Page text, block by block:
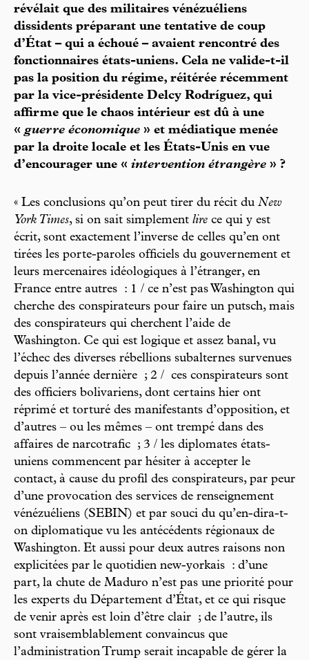
révélait que des militaires vénézuéliens
dissidents préparant une tentative de coup
d’État – qui a échoué – avaient rencontré des
fonctionnaires états-uniens. Cela ne valide-t-il
pas la position du régime, réitérée récemment
par la vice-présidente Delcy Rodríguez, qui
affirme que le chaos intérieur est dû à une
« guerre économique » et médiatique menée
par la droite locale et les États-Unis en vue
d’encourager une « intervention étrangère » ?
« Les conclusions qu’on peut tirer du récit du New
York Times, si on sait simplement lire ce qui y est
écrit, sont exactement l’inverse de celles qu’en ont
tirées les porte-paroles officiels du gouvernement et
leurs mercenaires idéologiques à l’étranger, en
France entre autres : 1 / ce n’est pas Washington qui
cherche des conspirateurs pour faire un putsch, mais
des conspirateurs qui cherchent l’aide de
Washington. Ce qui est logique et assez banal, vu
l’échec des diverses rébellions subalternes survenues
depuis l’année dernière ; 2 / ces conspirateurs sont
des officiers bolivariens, dont certains hier ont
réprimé et torturé des manifestants d’opposition, et
d’autres – ou les mêmes – ont trempé dans des
affaires de narcotrafic ; 3 / les diplomates états-
uniens commencent par hésiter à accepter le
contact, à cause du profil des conspirateurs, par peur
d’une provocation des services de renseignement
vénézuéliens (SEBIN) et par souci du qu’en-dira-t-
on diplomatique vu les antécédents régionaux de
Washington. Et aussi pour deux autres raisons non
explicitées par le quotidien new-yorkais : d’une
part, la chute de Maduro n’est pas une priorité pour
les experts du Département d’État, et ce qui risque
de venir après est loin d’être clair ; de l’autre, ils
sont vraisemblablement convaincus que
l’administration Trump serait incapable de gérer la